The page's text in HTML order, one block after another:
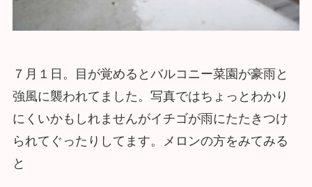
７月１日。目が覚めるとバルコニー菜園が豪雨と
強風に襲われてました。写真ではちょっとわかり
にくいかもしれませんがイチゴが雨にたたきつけ
られてぐったりしてます。メロンの方をみてみる
と